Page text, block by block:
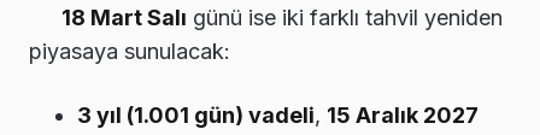
18 Mart Salı günü ise iki farklı tahvil yeniden
piyasaya sunulacak:
3 yıl (1.001 gün) vadeli, 15 Aralık 2027